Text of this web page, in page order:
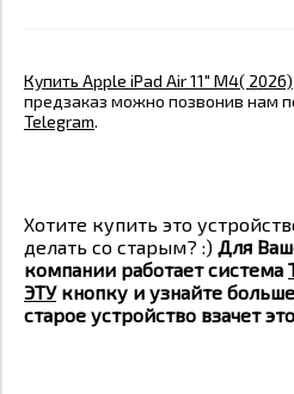
Купить Apple iPad Air 11" M4( 2026)
предзаказ можно позвонив нам
Telegram.
Хотите купить это
делать со старым? :) Для
компании работает система
ЭТУкнопку и узнайте
старое устройство взачет